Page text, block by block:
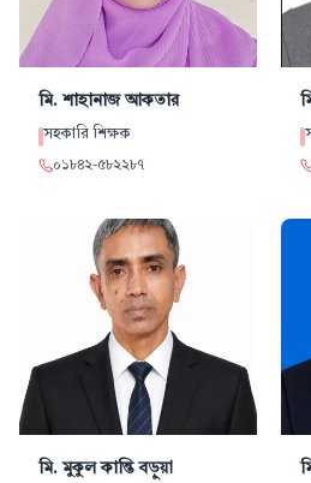
মি. শাহানাজ আকতার
সহকারি শিক্ষক
০১৮৪২-৫৮২২৮৭
মি. মুকুল কান্তি বড়ুয়া